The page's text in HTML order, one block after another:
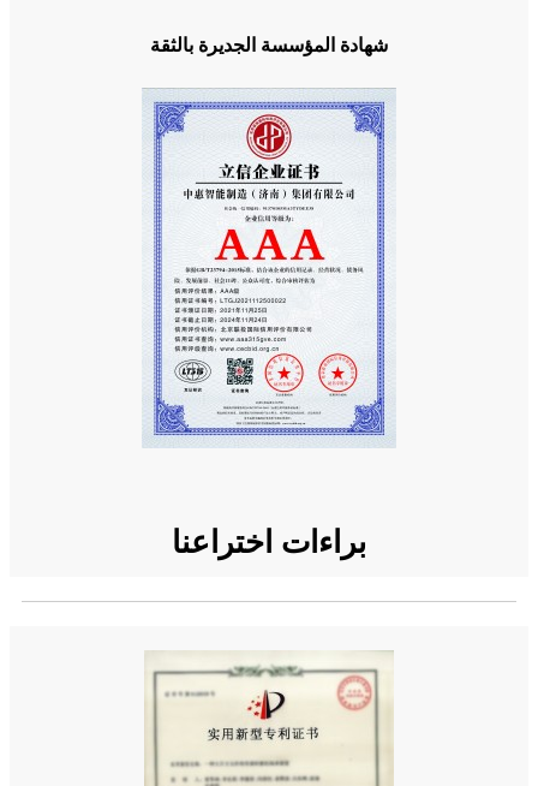
شهادة المؤسسة الجديرة بالثقة
براءات اختراعنا